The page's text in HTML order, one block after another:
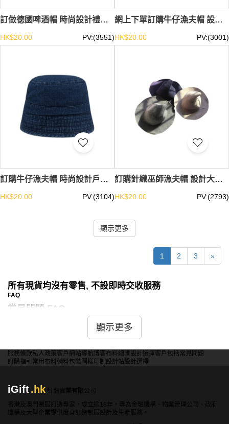
訂做德國啤酒帽 時尚設計禮帽羽毛帽 主題餐廳 禮帽供應商 SKHA036
HK$20.00 PV:(3551)
網上下單訂購牛仔漁夫帽 設計磨毛邊漁夫帽 漁夫帽中心 SKHA035
HK$20.00 PV:(3001)
訂購牛仔漁夫帽 時尚設計戶外活動漁夫帽 漁夫帽供應商 SKHA034
HK$20.00 PV:(3104)
訂購針織巫師漁夫帽 設計大檐尖頂派對漁夫帽漁夫帽生產商 SKHA033
HK$20.00 PV:(2793)
顯示更多
1 2 3 »
所有現貨均沒有零售, 不設即時交收服務
FAQ
常見問題 FAQ
1. 如何選擇適合自己的漁夫帽尺寸？
選擇漁夫帽尺寸時，首先應該測量頭圍。一般來說，
帽子的標籤上會標明適合的頭圍範圍。選擇比自己頭
圍略大一點的尺寸會更加舒適。
2. 漁夫帽怎樣保養才能延長使用壽命？
洗帽子，避免機洗以免變形。存放時，應該放在乾燥
顯示更多
服務條款私人政策客戶 網站導航博客布料總匯設計選擇客戶包括常見問題
訂購指引 常用布料輔料包裝 圖樣印制 設計站設計選擇
iGift.hk
軒龍實業有限公司
香港及澳門制服訂造專家，成立逾18年，專為金融機構、物業管理公司、政府
機構及大型企業提供度身訂造制服設計及生產服務。